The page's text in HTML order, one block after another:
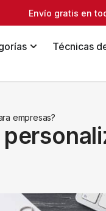
Envío gratis en
Técnicas
empresas?